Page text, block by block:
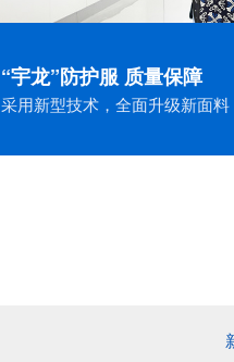
“宇龙”防护服 质量保障
采用新型技术，全面升级新面